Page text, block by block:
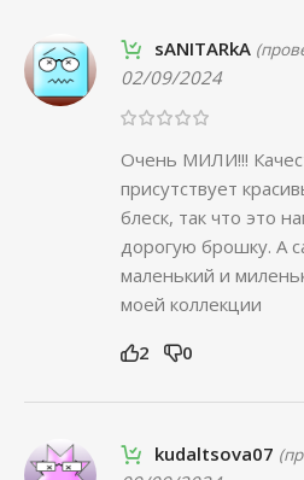
sANITARkA
02/09/2024
Очень МИЛИ!!!
присутствует
блеск, так что это
дорогую брошку. А
маленький и
моей коллекции
2 0
kudaltsova07